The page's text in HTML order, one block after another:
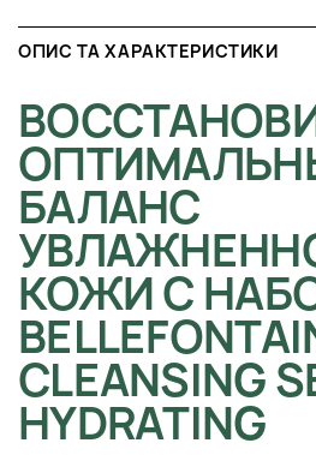
ОПИС ТА ХАРАКТЕРИСТИКИ
БАЛАНС
КОЖИ С
CLEANSING
HYDRATING